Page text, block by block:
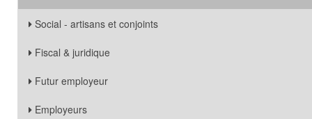
Social - artisans et conjoints
Fiscal & juridique
Futur employeur
Employeurs